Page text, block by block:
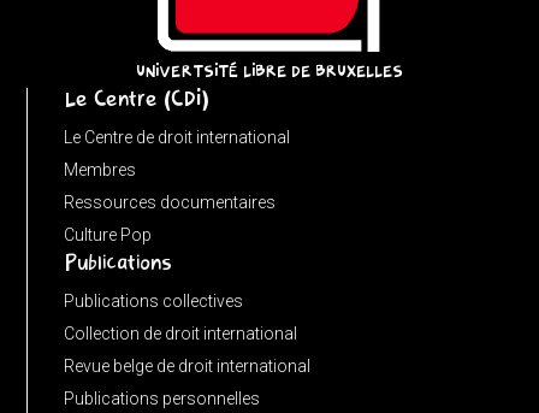
input
URL(input,
window.location.href);
u.pathname.toLowerCase().replace(/\/+$/,
UNIVERTSITÉ LIBRE DE BRUXELLES
Le Centre (CDI)
Le Centre de droit international
Membres
Ressources documentaires
Culture Pop
Publications
Publications collectives
Collection de droit international
Revue belge de droit international
Publications personnelles